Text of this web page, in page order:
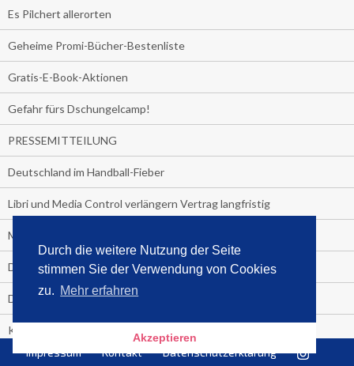
Durch die weitere Nutzung der Seite
stimmen Sie der Verwendung von Cookies
zu. Mehr erfahren
Akzeptieren
Es Pilchert allerorten
Geheime Promi-Bücher-Bestenliste
Gratis-E-Book-Aktionen
Gefahr fürs Dschungelcamp!
PRESSEMITTEILUNG
Deutschland im Handball-Fieber
Libri und Media Control verlängern Vertrag langfristig
Medienquiz:
Deutschlands Jahrescharts 2018
Die TV-Quotenkönige 2018
KNV und Media Control verlängern vorzeitig Zusammenarbeit
STRENG VERTRAULICH
Impressum Kontakt Datenschutzerklärung